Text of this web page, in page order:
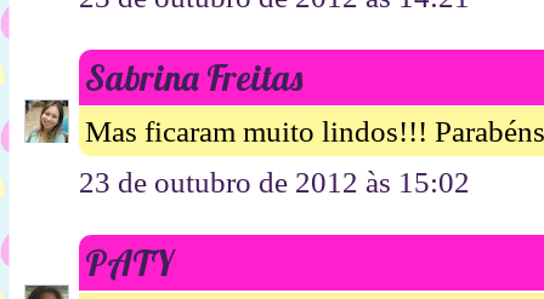
Sabrina Freitas
Mas ficaram muito lindos!!!
23 de outubro de 2012 às 15:02
PATY